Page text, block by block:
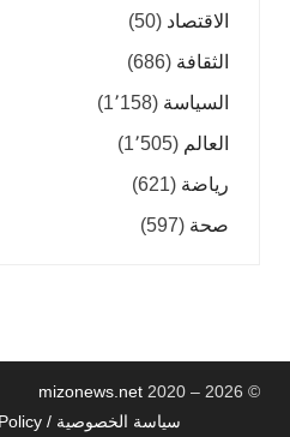
الاقتصاد (50)
الثقافة (686)
السياسة (1٬158)
العالم (1٬505)
رياضة (621)
صحة (597)
©
mizonews.net 2020 – 2026
سياسة الخصوصية / Privacy Policy